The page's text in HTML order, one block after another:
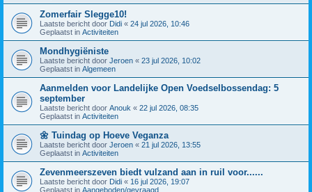
Zomerfair Slegge10!
Laatste bericht door Didi « 24 jul 2026, 10:46
Geplaatst in Activiteiten
Mondhygiëniste
Laatste bericht door Jeroen « 23 jul 2026, 10:02
Geplaatst in Algemeen
Aanmelden voor Landelijke Open Voedselbossendag: 5
september
Laatste bericht door Anouk « 22 jul 2026, 08:35
Geplaatst in Activiteiten
🌼 Tuindag op Hoeve Veganza
Laatste bericht door Jeroen « 21 jul 2026, 13:55
Geplaatst in Activiteiten
Zevenmeerszeven biedt vulzand aan in ruil voor......
Laatste bericht door Didi « 16 jul 2026, 19:07
Geplaatst in Aangeboden/gevraagd